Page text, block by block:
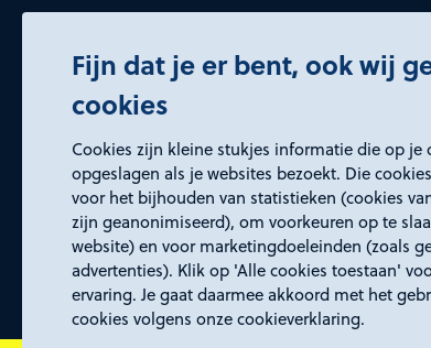
Fijn dat je er bent, ook wij
cookies
Cookies zijn kleine stukjes informatie die op je
opgeslagen als je websites bezoekt. Die
voor het bijhouden van statistieken (cookies
zijn geanonimiseerd), om voorkeuren op te
website) en voor marketingdoeleinden (zoals
advertenties). Klik op 'Alle cookies toestaan'
ervaring. Je gaat daarmee akkoord met het
cookies volgens onze cookieverklaring.
Certificeringen